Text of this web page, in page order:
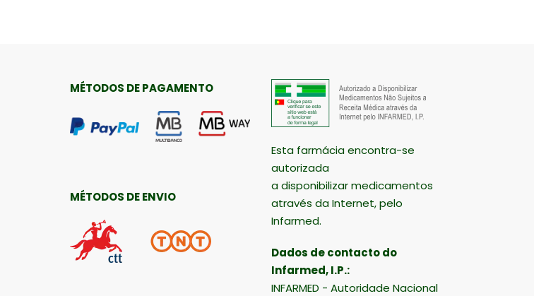
MÉTODOS DE PAGAMENTO
MÉTODOS DE ENVIO
Esta farmácia encontra-se
autorizada
a disponibilizar medicamentos
através da Internet, pelo
Infarmed.
Dados de contacto do
Infarmed, I.P.:
INFARMED - Autoridade Nacional